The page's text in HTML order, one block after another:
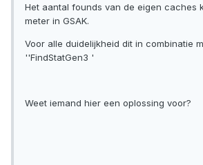
Het aantal founds van de eigen caches
meter in GSAK.
Voor alle duidelijkheid dit in combinatie
''FindStatGen3 '
Weet iemand hier een oplossing voor?